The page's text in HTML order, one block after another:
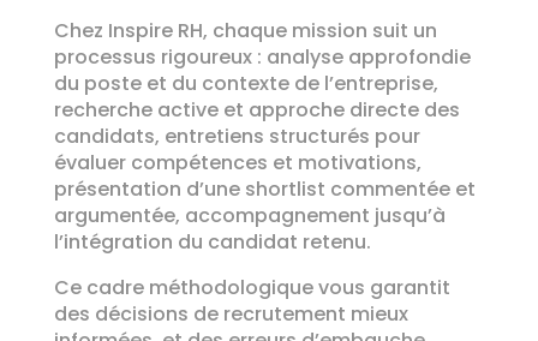
Chez Inspire RH, chaque mission suit un
processus rigoureux : analyse approfondie
du poste et du contexte de l’entreprise,
recherche active et approche directe des
candidats, entretiens structurés pour
évaluer compétences et motivations,
présentation d’une shortlist commentée et
argumentée, accompagnement jusqu’à
l’intégration du candidat retenu.
Ce cadre méthodologique vous garantit
des décisions de recrutement mieux